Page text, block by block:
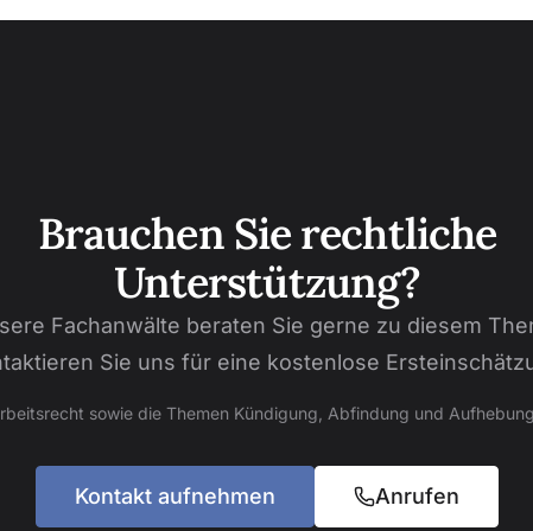
Brauchen Sie rechtliche
Unterstützung?
Fachanwälte beraten Sie gerne zu diesem
Sie uns für eine kostenlose
sowie die Themen Kündigung, Abfindung und
Kontakt aufnehmen Anrufen